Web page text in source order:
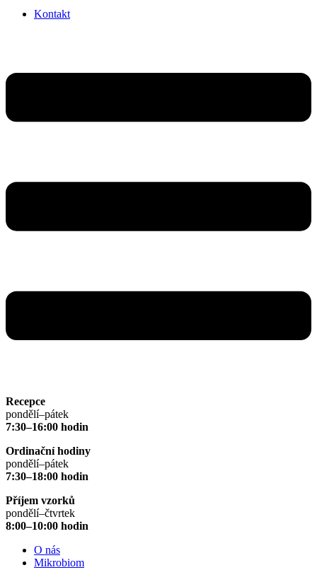
Kontakt
Recepce
pondělí–pátek
7:30–16:00 hodin
Ordinační hodiny
pondělí–pátek
7:30–18:00 hodin
Příjem vzorků
pondělí–čtvrtek
8:00–10:00 hodin
O nás
Mikrobiom